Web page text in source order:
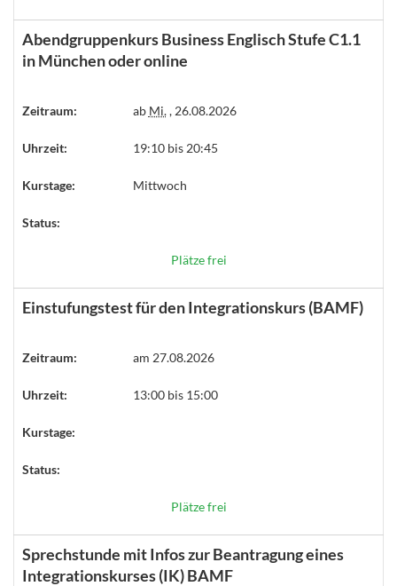
Abendgruppenkurs Business Englisch Stufe C1.1
in München oder online
Zeitraum: ab Mi., 26.08.2026
Uhrzeit: 19:10 bis 20:45
Kurstage: Mittwoch
Status:
Plätze frei
Einstufungstest für den Integrationskurs (BAMF)
Zeitraum: am 27.08.2026
Uhrzeit: 13:00 bis 15:00
Kurstage:
Status:
Plätze frei
Sprechstunde mit Infos zur Beantragung eines
Integrationskurses (IK) BAMF